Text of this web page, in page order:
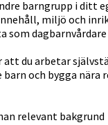
barngrupp i ditt
miljö och
som
du arbetar
och bygga
relevant bakgrund